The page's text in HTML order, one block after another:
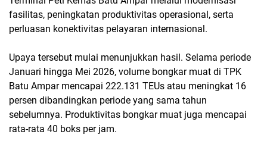
fasilitas, peningkatan produktivitas operasional, serta
perluasan konektivitas pelayaran internasional.
Upaya tersebut mulai menunjukkan hasil. Selama periode
Januari hingga Mei 2026, volume bongkar muat di TPK
Batu Ampar mencapai 222.131 TEUs atau meningkat 16
persen dibandingkan periode yang sama tahun
sebelumnya. Produktivitas bongkar muat juga mencapai
rata-rata 40 boks per jam.